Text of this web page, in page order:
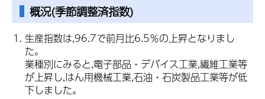
概況(季節調整済指数)
生産指数は,96.7で前月比6.5％の上昇となりまし
た。
業種別にみると,電子部品・デバイス工業,繊維工業等
が上昇し,はん用機械工業,石油・石炭製品工業等が低
下しました。